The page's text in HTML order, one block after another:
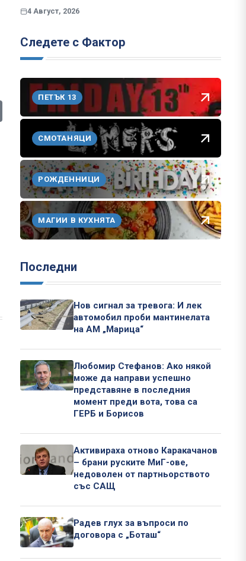
4 Август, 2026
Следете с Фактор
ПЕТЪК 13
СМОТАНЯЦИ
РОЖДЕННИЦИ
МАГИИ В КУХНЯТА
Последни
Нов сигнал за тревога: И лек
автомобил проби мантинелата
на АМ „Марица“
Любомир Стефанов: Ако някой
може да направи успешно
представяне в последния
момент преди вота, това са
ГЕРБ и Борисов
Активираха отново Каракачанов
– брани руските МиГ-ове,
недоволен от партньорството
със САЩ
Радев глух за въпроси по
договора с „Боташ“